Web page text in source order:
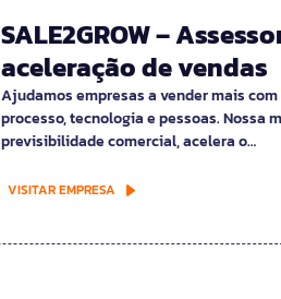
SALE2GROW –
aceleração de vendas
Ajudamos empresas a vender mais
processo, tecnologia e pessoas. Nossa
previsibilidade comercial, acelera o…
VISITAR EMPRESA